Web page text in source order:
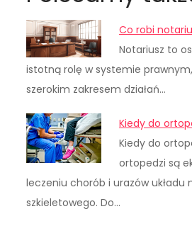
Co robi
Notariusz to
istotną rolę w systemie
szerokim zakresem działań…
Kiedy do
Kiedy do
ortopedzi są
leczeniu chorób i urazów układu
szkieletowego. Do…